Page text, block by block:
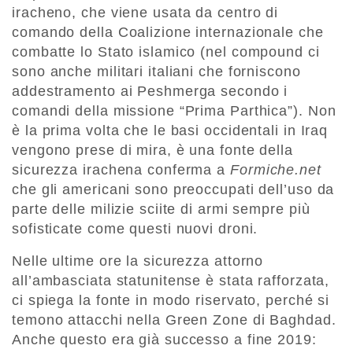
iracheno, che viene usata da centro di
comando della Coalizione internazionale che
combatte lo Stato islamico (nel compound ci
sono anche militari italiani che forniscono
addestramento ai Peshmerga secondo i
comandi della missione “Prima Parthica”). Non
è la prima volta che le basi occidentali in Iraq
vengono prese di mira, è una fonte della
sicurezza irachena conferma a Formiche.net
che gli americani sono preoccupati dell’uso da
parte delle milizie sciite di armi sempre più
sofisticate come questi nuovi droni.
Nelle ultime ore la sicurezza attorno
all’ambasciata statunitense è stata rafforzata,
ci spiega la fonte in modo riservato, perché si
temono attacchi nella Green Zone di Baghdad.
Anche questo era già successo a fine 2019: